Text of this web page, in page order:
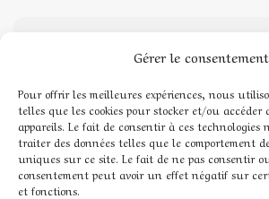
Gérer le consentement
Pour offrir les meilleures expériences, nous
telles que les cookies pour stocker et/ou accéder
appareils. Le fait de consentir à ces technologies
traiter des données telles que le comportement
uniques sur ce site. Le fait de ne pas consentir
consentement peut avoir un effet négatif sur
et fonctions.
Accueil
Boutique de Pierres naturelles
Mon compte